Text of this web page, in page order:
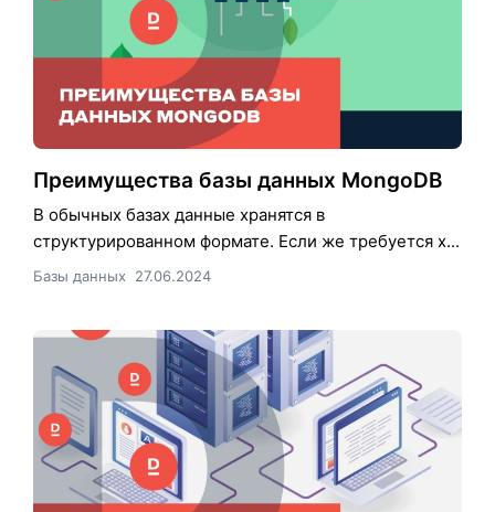
Преимущества базы данных MongoDB
В обычных базах данные хранятся в
структурированном формате. Если же требуется х...
Базы данных 27.06.2024